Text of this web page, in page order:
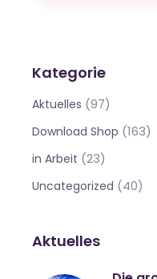
Kategorie
Aktuelles (97)
Download Shop (163)
in Arbeit (23)
Uncategorized (40)
Aktuelles